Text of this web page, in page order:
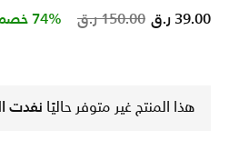
Price reduced from
150.00 ر.ق to 39.00 ر.ق 74% خصم
هذا المنتج غير متوفر حاليًا نفدت